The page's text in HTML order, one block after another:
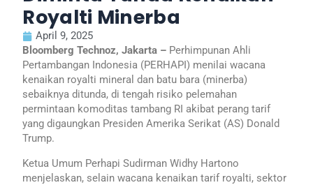
Royalti Minerba
April 9, 2025
Bloomberg Technoz, Jakarta – Perhimpunan Ahli
Pertambangan Indonesia (PERHAPI) menilai wacana
kenaikan royalti mineral dan batu bara (minerba)
sebaiknya ditunda, di tengah risiko pelemahan
permintaan komoditas tambang RI akibat perang tarif
yang digaungkan Presiden Amerika Serikat (AS) Donald
Trump.
Ketua Umum Perhapi Sudirman Widhy Hartono
menjelaskan, selain wacana kenaikan tarif royalti, sektor